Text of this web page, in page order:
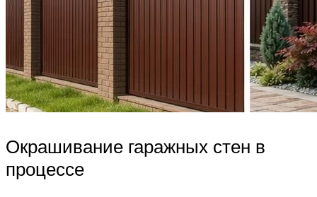
Окрашивание гаражных стен в
процессе